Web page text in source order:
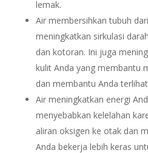
lemak.
Air membersihkan tubuh
meningkatkan sirkulasi
dan kotoran. Ini juga
kulit Anda yang membantu
dan membantu Anda
Air meningkatkan energi
menyebabkan kelelahan
aliran oksigen ke otak dan
Anda bekerja lebih keras